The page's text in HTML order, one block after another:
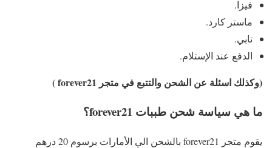
فيزا.
ماستر كارد.
تابي.
الدفع عند الإستلام.
(وكذلك اسئلة عن الشحن والتتبع في متجر forever21 )
ما هي سياسة شحن طببات forever21؟
يقوم متجر forever21 بالشحن الي الأمارات برسوم 20 درهم